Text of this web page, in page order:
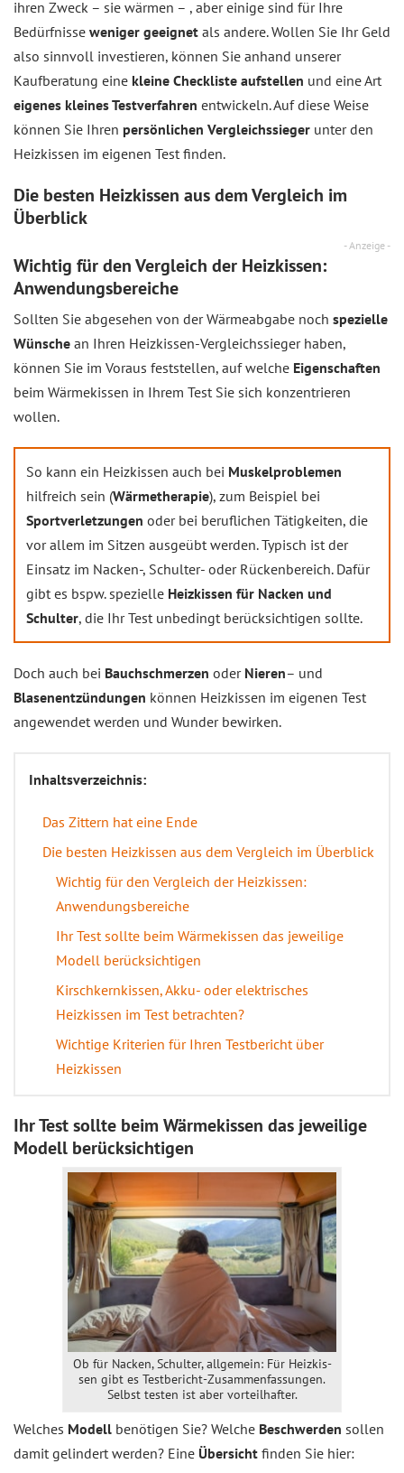
ihren Zweck – sie wärmen – , aber einige sind für Ihre
Bedürfnisse weniger geeignet als andere. Wollen Sie Ihr Geld
also sinnvoll investieren, können Sie anhand unserer
Kaufberatung eine kleine Checkliste aufstellen und eine Art
eigenes kleines Testverfahren entwickeln. Auf diese Weise
können Sie Ihren persönlichen Vergleichssieger unter den
Heizkissen im eigenen Test finden.
Die besten Heizkissen aus demVergleich im
Überblick
- Anzeige -
Wichtig für den Vergleich der Heizkissen:
Anwendungsbereiche
Sollten Sie abgesehen von der Wärmeabgabe noch spezielle
Wünsche an Ihren Heizkissen-Vergleichssieger haben,
können Sie im Voraus feststellen, auf welche Eigenschaften
beim Wärmekissen in Ihrem Test Sie sich konzentrieren
wollen.
So kann ein Heizkissen auch bei Muskelproblemen
hilfreich sein (Wärmetherapie), zum Beispiel bei
Sportverletzungen oder bei beruflichen Tätigkeiten, die
vor allem im Sitzen ausgeübt werden. Typisch ist der
Einsatz im Nacken-, Schulter- oder Rückenbereich. Dafür
gibt es bspw. spezielle Heizkissen für Nacken und
Schulter, die Ihr Test unbedingt berücksichtigen sollte.
Doch auch bei Bauchschmerzen oder Nieren– und
Blasenentzündungen können Heizkissen im eigenen Test
angewendet werden und Wunder bewirken.
Inhaltsverzeichnis:
Das Zittern hat eine Ende
Die besten Heizkissen aus dem Vergleich im Überblick
Wichtig für den Vergleich der Heizkissen:
Anwendungsbereiche
Ihr Test sollte beim Wärmekissen das jeweilige
Modell berücksichtigen
Kirschkernkissen, Akku- oder elektrisches
Heizkissen im Test betrachten?
Wichtige Kriterien für Ihren Testbericht über
Heizkissen
Ihr Test sollte beim Wärmekissen das jeweilige
Modell berücksichtigen
Ob für Nac­ken, Schul­ter, all­ge­mein: Für Heiz­kis­
sen gibt es Testbericht-Zusammenfassungen.
Selbst tes­ten ist aber vor­teil­haf­ter.
Welches Modell benötigen Sie? Welche Beschwerden sollen
damit gelindert werden? Eine Übersicht finden Sie hier: